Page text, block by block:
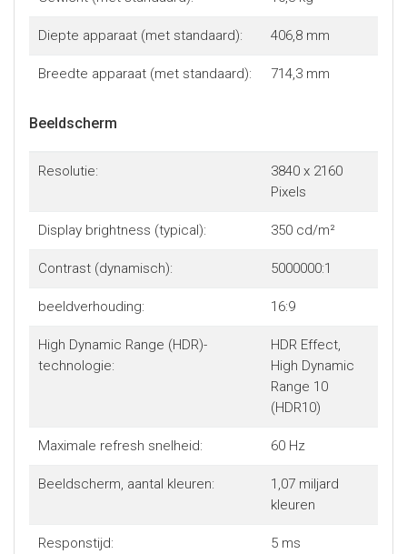
Diepte apparaat (met standaard): 406,8 mm
Breedte apparaat (met standaard): 714,3 mm
Beeldscherm
Resolutie:
3840 x 2160
Pixels
Display brightness (typical): 350 cd/m²
Contrast (dynamisch): 5000000:1
beeldverhouding: 16:9
High Dynamic Range (HDR)-
technologie:
HDR Effect,
High Dynamic
Range 10
(HDR10)
Maximale refresh snelheid: 60 Hz
Beeldscherm, aantal kleuren:
1,07 miljard
kleuren
Responstijd: 5 ms